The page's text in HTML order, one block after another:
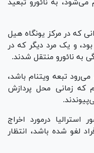
به نائورو تبعید
که در مرکز یونگاه هیل
و یک مرد دیگر که در
به نائورو منتقل شدند.
تبعه ویتنام باشد،
که زمانی محل پردازش
استرالیا درمورد اخراج
لغو شده باشد، انتظار